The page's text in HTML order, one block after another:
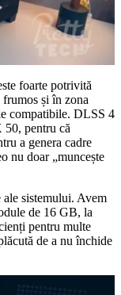
foarte potrivită
și în zona
compatibile. DLSS 4
50, pentru că
a genera cadre
nu doar „muncește
sistemului. Avem
de 16 GB, la
pentru multe
de a nu închide